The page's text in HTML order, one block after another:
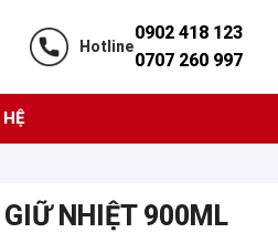
Hotline
0902 418 123
0707 260 997
GIỮ NHIỆT 900ML